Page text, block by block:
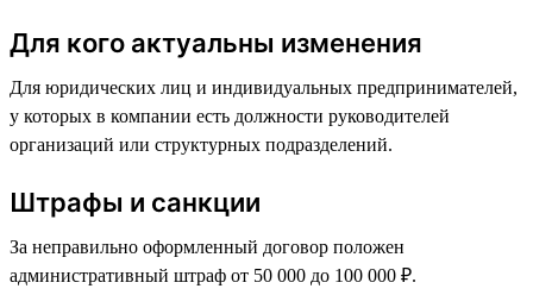
Для кого актуальны изменения
Для юридических лиц и индивидуальных предпринимателей,
у которых в компании есть должности руководителей
организаций или структурных подразделений.
Штрафы и санкции
За неправильно оформленный договор положен
административный штраф от 50 000 до 100 000 ₽.